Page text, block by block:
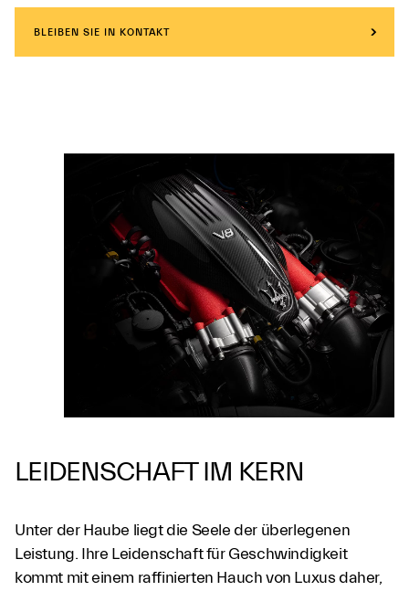
BLEIBEN SIE IN KONTAKT
LEIDENSCHAFT IM KERN
Unter der Haube liegt die Seele der überlegenen
Leistung. Ihre Leidenschaft für Geschwindigkeit
kommt mit einem raffinierten Hauch von Luxus daher,